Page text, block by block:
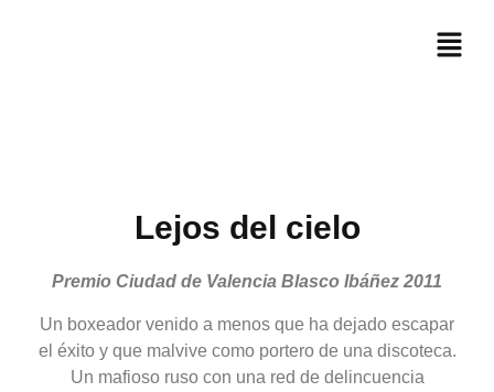
Lejos del cielo
Premio Ciudad de Valencia Blasco Ibáñez 2011
Un boxeador venido a menos que ha dejado escapar
el éxito y que malvive como portero de una discoteca.
Un mafioso ruso con una red de delincuencia